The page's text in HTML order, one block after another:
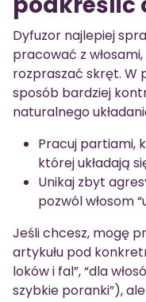
Dyfuzor najlepiej
pracować z
rozpraszać skręt. W
sposób bardziej
naturalnego
Pracuj partiami,
której układają
Unikaj zbyt
pozwól włosom
Jeśli chcesz, mogę
artykułu pod
loków i fal”, “dla
szybkie poranki”),